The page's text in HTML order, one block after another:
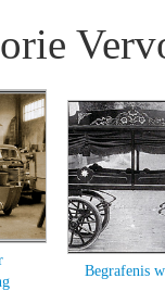
Begrafenis